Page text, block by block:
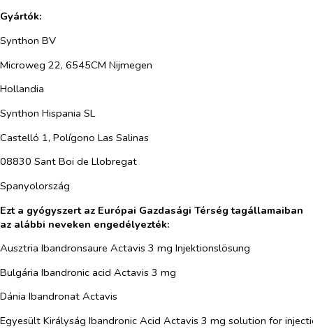
Gyártók:
Synthon BV
Microweg 22, 6545CM Nijmegen
Hollandia
Synthon Hispania SL
Castelló 1, Polígono Las Salinas
08830 Sant Boi de Llobregat
Spanyolország
Ezt a gyógyszert az Európai Gazdasági Térség tagállamaiban
az alábbi neveken engedélyezték:
Ausztria Ibandronsaure Actavis 3 mg Injektionslösung
Bulgária Ibandronic acid Actavis 3 mg
Dánia Ibandronat Actavis
Egyesült Királyság Ibandronic Acid Actavis 3 mg solution for